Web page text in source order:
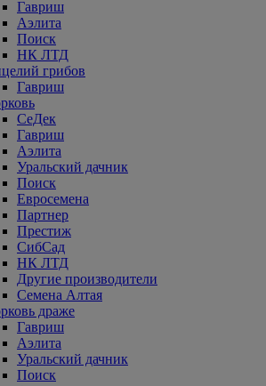
Гавриш
Аэлита
Поиск
НК ЛТД
грибов
Гавриш
СеДек
Гавриш
Аэлита
Уральский дачник
Поиск
Евросемена
Партнер
Престиж
СибСад
НК ЛТД
Другие производители
Семена Алтая
драже
Гавриш
Аэлита
Уральский дачник
Поиск